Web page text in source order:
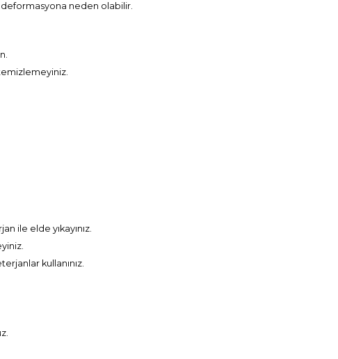
deformasyona neden olabilir.
ile elde yıkayınız.
kullanınız.